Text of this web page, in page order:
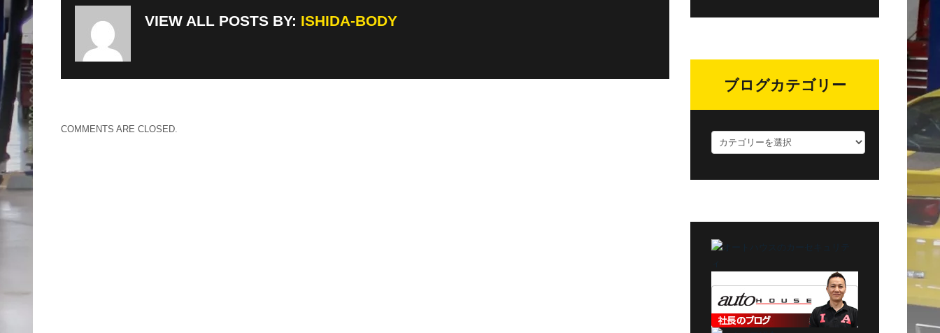
VIEW ALL POSTS BY: ISHIDA-BODY
COMMENTS ARE CLOSED.
ブログカテゴリー
ロ
ー